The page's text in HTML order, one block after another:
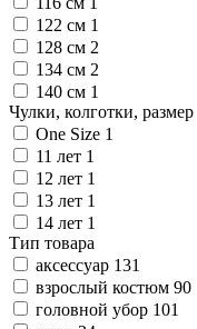
122 см 1
128 см 2
134 см 2
140 см 1
Чулки, колготки, размер
One Size 1
11 лет 1
12 лет 1
13 лет 1
14 лет 1
Тип товара
аксессуар 131
взрослый костюм 90
головной убор 101